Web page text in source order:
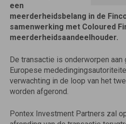
een
meerderheidsbelang in de
samenwerking met Coloured
meerderheidsaandeelhouder.
De transactie is onderworpen aan
Europese
verwachting in de loop van het
worden afgerond.
Pontex Investment Partners zal